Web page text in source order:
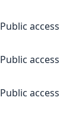
Public access
Public access
Public access